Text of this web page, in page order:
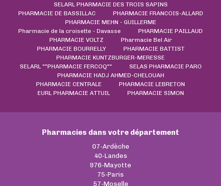
SELARL PHARMACIE DES TROIS SAPINS
PHARMACIE DE BASSILLAC
PHARMACIE FRANCOIS-ALLARD
PHARMACIE MEHN - GUILLERME
Pharmacie de la croisette - Davasse
PHARMACIE PAILLAUD
PHARMACIE VOLTZ
Pharmacie Bel Air
PHARMACIE BOURRELLY
PHARMACIE BATTIST
PHARMACIE KUNTZBURGER-MERESSE
SELARL ""PHARMACIE FERCOQ""
SELAS PHARMACIE PARO
PHARMACIE HADJ AHMED-CHELOUAH
PHARMACIE CENTRALE
PHARMACIE LEBRETON
EURL PHARMACIE ATTUIL
PHARMACIE SIMON
Pharmacies dans votre département
07-Ardèche
40-Landes
976-Mayotte
75-Paris
57-Moselle